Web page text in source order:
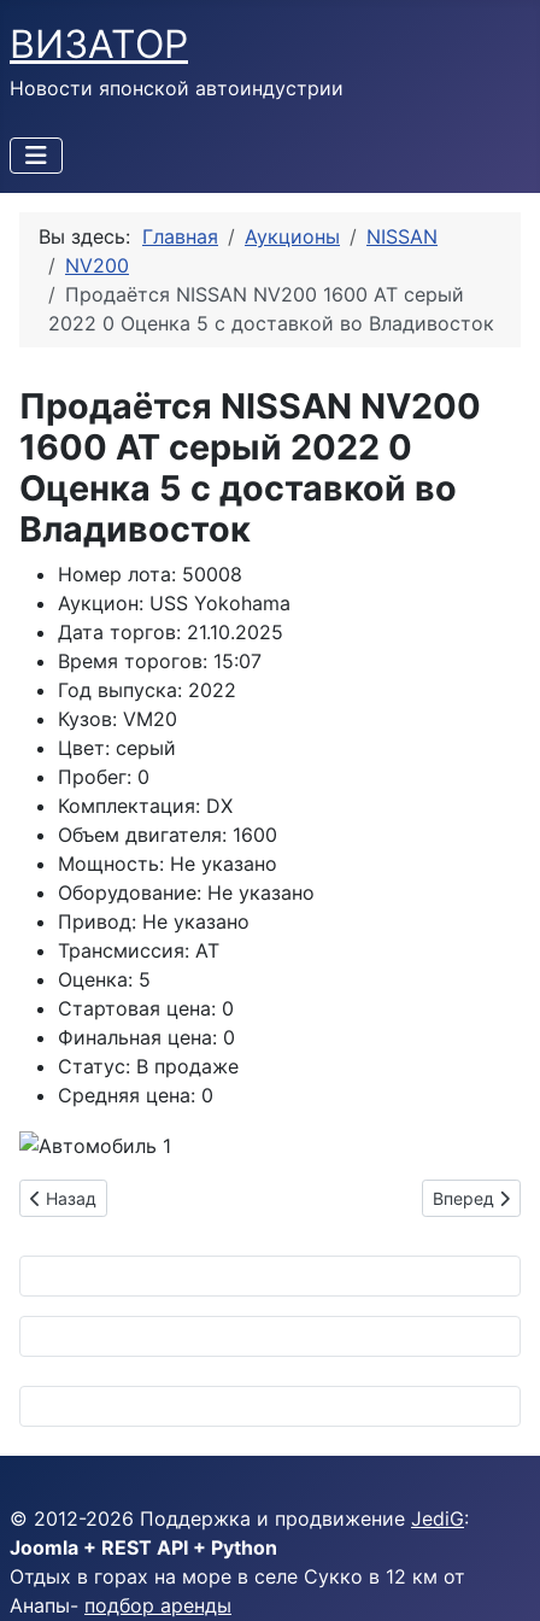
ВИЗАТОР
Новости японской автоиндустрии
Вы здесь: Главная Аукционы
NISSAN
NV200
Продаётся NISSAN NV200 1600 AT серый
2022 0 Оценка 5 с доставкой во Владивосток
Продаётся NISSAN NV200
1600 AT серый 2022 0
Оценка 5 с доставкой во
Владивосток
Номер лота: 50008
Аукцион: USS Yokohama
Дата торгов: 21.10.2025
Время торогов: 15:07
Год выпуска: 2022
Кузов: VM20
Цвет: серый
Пробег: 0
Комплектация: DX
Объем двигателя: 1600
Мощность: Не указано
Оборудование: Не указано
Привод: Не указано
Трансмиссия: AT
Оценка: 5
Стартовая цена: 0
Финальная цена: 0
Статус: В продаже
Средняя цена: 0
Предыдущий: Продаётся NISSAN NV200 1600 IAT синий
Назад Следующий:
Вперед
© 2012-2026 Поддержка и продвижение JediG:
Joomla + REST API + Python
Отдых в горах на море в селе Сукко в 12 км от
Анапы- подбор аренды